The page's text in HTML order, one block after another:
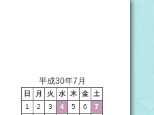
平成30年7月
日 月 火 水 木 金 土
1 2 3 4 5 6
7